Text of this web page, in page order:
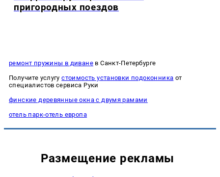
пригородных поездов
ремонт пружины в диванев Санкт-Петербурге
Получите услугустоимость установки подоконника от
специалистов сервиса Руки
финские деревянные окна с двумя рамами
отель парк-отель европа
Размещение рекламы